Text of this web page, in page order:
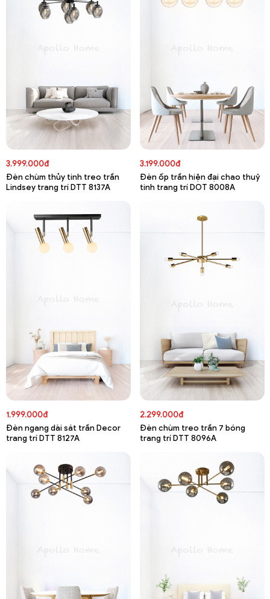
3.999.000đ
Đèn chùm thủy tinh treo trần
Lindsey trang trí DTT 8137A
3.199.000đ
Đèn ốp trần hiện đại chao thuỷ
tinh trang trí DOT 8008A
1.999.000đ
Đèn ngang dài sát trần Decor
trang trí DTT 8127A
2.299.000đ
Đèn chùm treo trần 7 bóng
trang trí DTT 8096A